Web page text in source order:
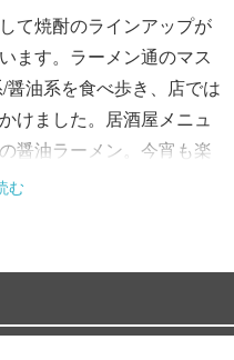
て焼酎のラインアップが
ます。ラーメン通のマス
油系を食べ歩き、店では
けました。居酒屋メニュ
醤油ラーメン。今宵も楽
ルで上品な鶏がら醤油ラ
ャーシュのコラボは正に
む